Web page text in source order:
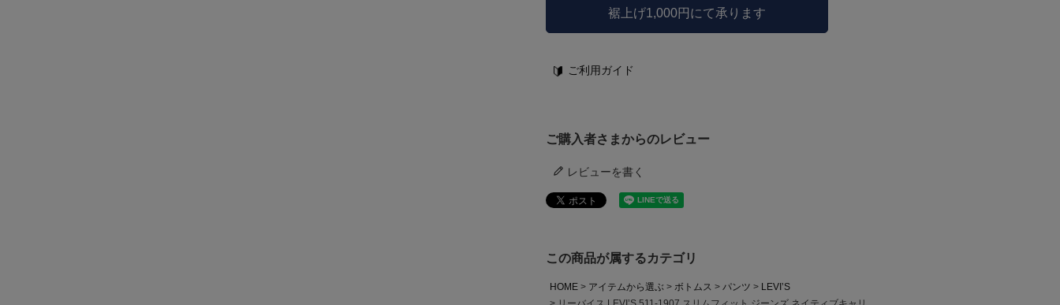
裾上げ1,000円にて承ります
ご利用ガイド
ご購入者さまからのレビュー
レビューを書く
この商品が属するカテゴリ
HOME アイテムから選ぶ ボトムス パンツ
LEVI’S